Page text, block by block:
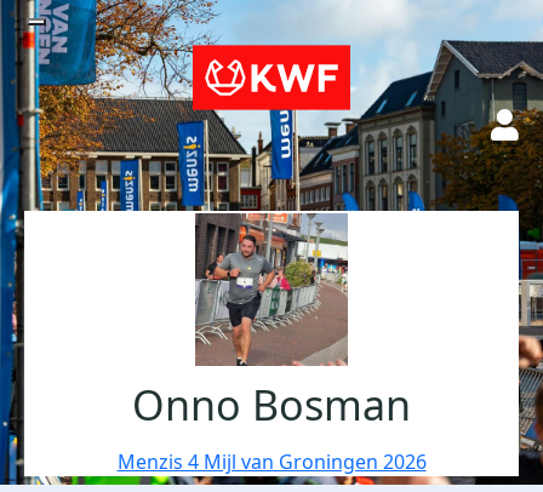
Onno Bosman
Menzis 4 Mijl van Groningen 2026